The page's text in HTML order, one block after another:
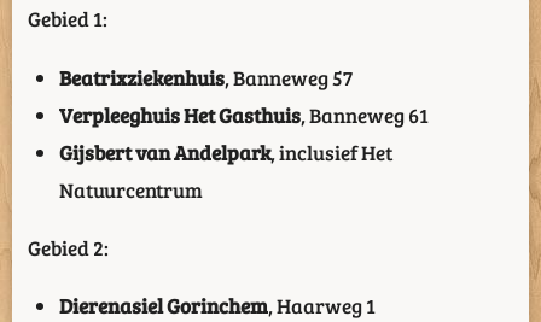
Gebied 1:
Beatrixziekenhuis, Banneweg 57
Verpleeghuis Het Gasthuis, Banneweg 61
Gijsbert van Andelpark, inclusief Het
Natuurcentrum
Gebied 2:
Dierenasiel Gorinchem, Haarweg 1